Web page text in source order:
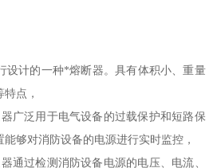
设计的一种*熔断器。具有体积小、重量
点，
广泛用于电气设备的过载保护和短路保
够对消防设备的电源进行实时监控，
通过检测消防设备电源的电压、电流、